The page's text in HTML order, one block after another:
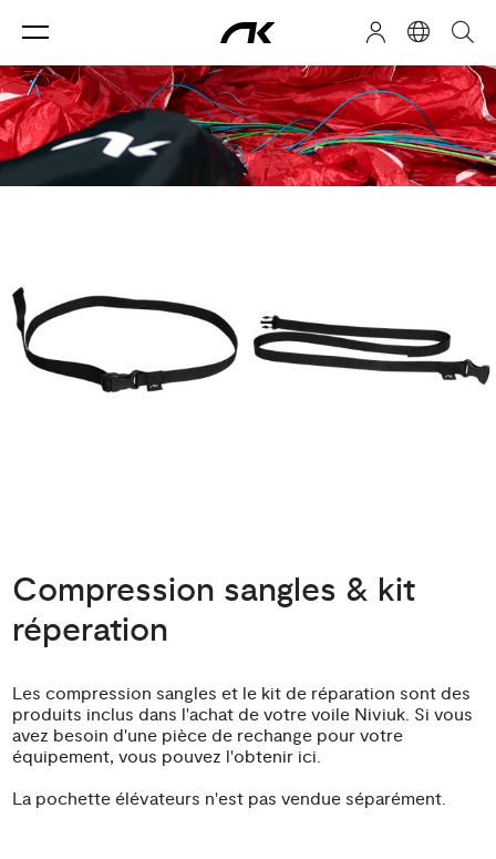
Compression sangles & kit
réperation
Les compression sangles et le kit de réparation sont des
produits inclus dans l'achat de votre voile Niviuk. Si vous
avez besoin d'une pièce de rechange pour votre
équipement, vous pouvez l'obtenir ici.
La pochette élévateurs n'est pas vendue séparément.